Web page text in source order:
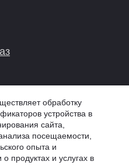
обработку
устройства в
сайта,
посещаемости,
опыта и
продуктах и услугах в